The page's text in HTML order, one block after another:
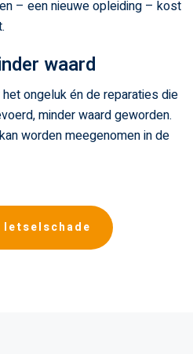
– een nieuwe opleiding – kost
waard
ongeluk én de reparaties die
minder waard geworden.
worden meegenomen in de
letselschade